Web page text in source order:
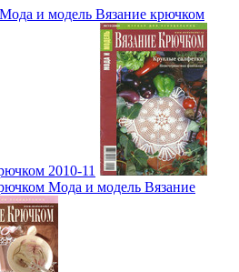
Мода и модель Вязание крючком
2010-11
Мода и модель Вязание